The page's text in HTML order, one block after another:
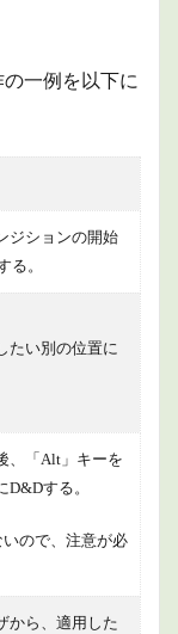
一例を以下に
ジションの開始
る。
たい別の位置に
、「Alt」キーを
する。
ので、注意が必
から、適用した